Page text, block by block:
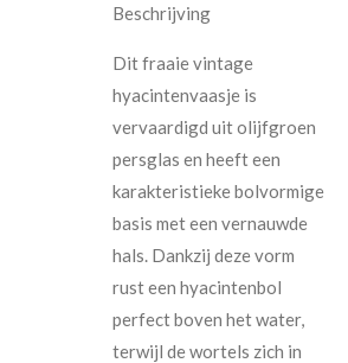
Beschrijving
Dit fraaie vintage
hyacintenvaasje is
vervaardigd uit olijfgroen
persglas en heeft een
karakteristieke bolvormige
basis met een vernauwde
hals. Dankzij deze vorm
rust een hyacintenbol
perfect boven het water,
terwijl de wortels zich in